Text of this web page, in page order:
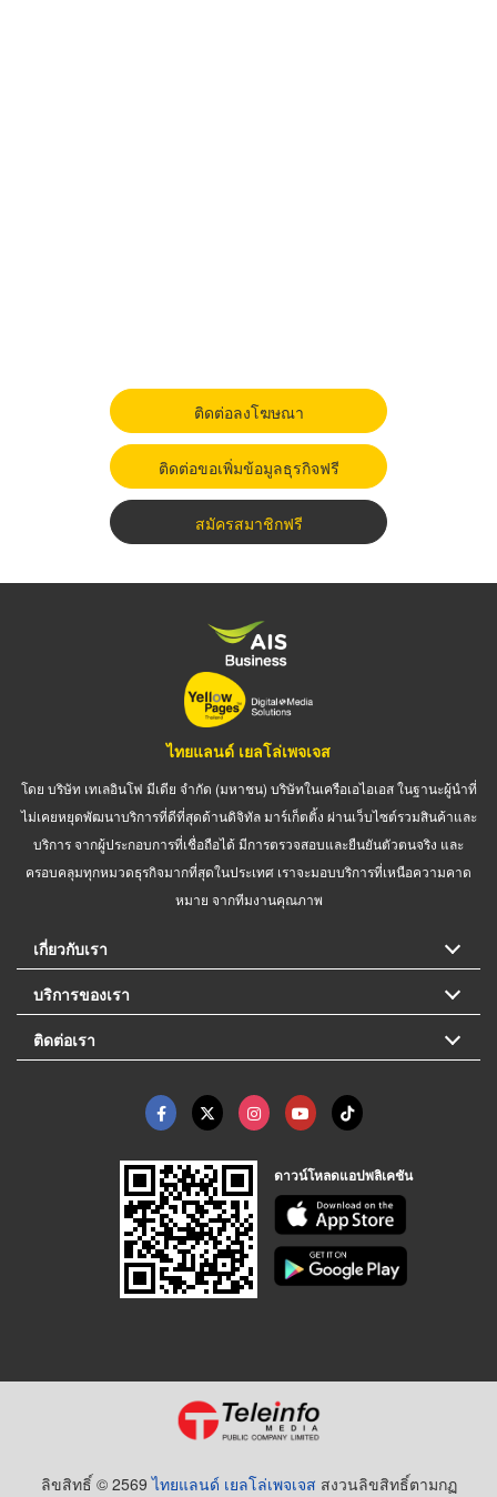
ติดต่อลงโฆษณา
ติดต่อขอเพิ่มข้อมูลธุรกิจฟรี
สมัครสมาชิกฟรี
ไทยแลนด์ เยลโล่เพจเจส
โดย บริษัท เทเลอินโฟ มีเดีย จำกัด (มหาชน) บริษัทในเครือเอไอเอส ในฐานะผู้นำที่
ไม่เคยหยุดพัฒนาบริการที่ดีที่สุดด้านดิจิทัล มาร์เก็ตติ้ง ผ่านเว็บไซต์รวมสินค้าและ
บริการ จากผู้ประกอบการที่เชื่อถือได้ มีการตรวจสอบและยืนยันตัวตนจริง และ
ครอบคลุมทุกหมวดธุรกิจมากที่สุดในประเทศ เราจะมอบบริการที่เหนือความคาด
หมาย จากทีมงานคุณภาพ
เกี่ยวกับเรา
บริการของเรา
ติดต่อเรา
ดาวน์โหลดแอปพลิเคชัน
ลิขสิทธิ์ © 2569ไทยแลนด์ เยลโล่เพจเจส สงวนลิขสิทธิ์ตามกฏ